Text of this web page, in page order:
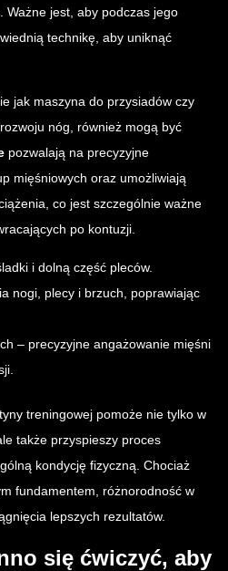
Ważne jest, aby podczas jego
technikę, aby uniknąć
jak maszyna do przysiadów czy
nóg, również mogą być
pozwalają na precyzyjne
mięśniowych oraz umożliwiają
co jest szczególnie ważne
po kontuzji.
i dolną część pleców.
nogi, plecy i brzuch, poprawiając
– precyzyjne angażowanie mięśni
treningowej pomoże nie tylko w
także przyspieszy proces
kondycję fizyczną. Chociaż
fundamentem, różnorodność w
lepszych rezultatów.
się ćwiczyć, aby